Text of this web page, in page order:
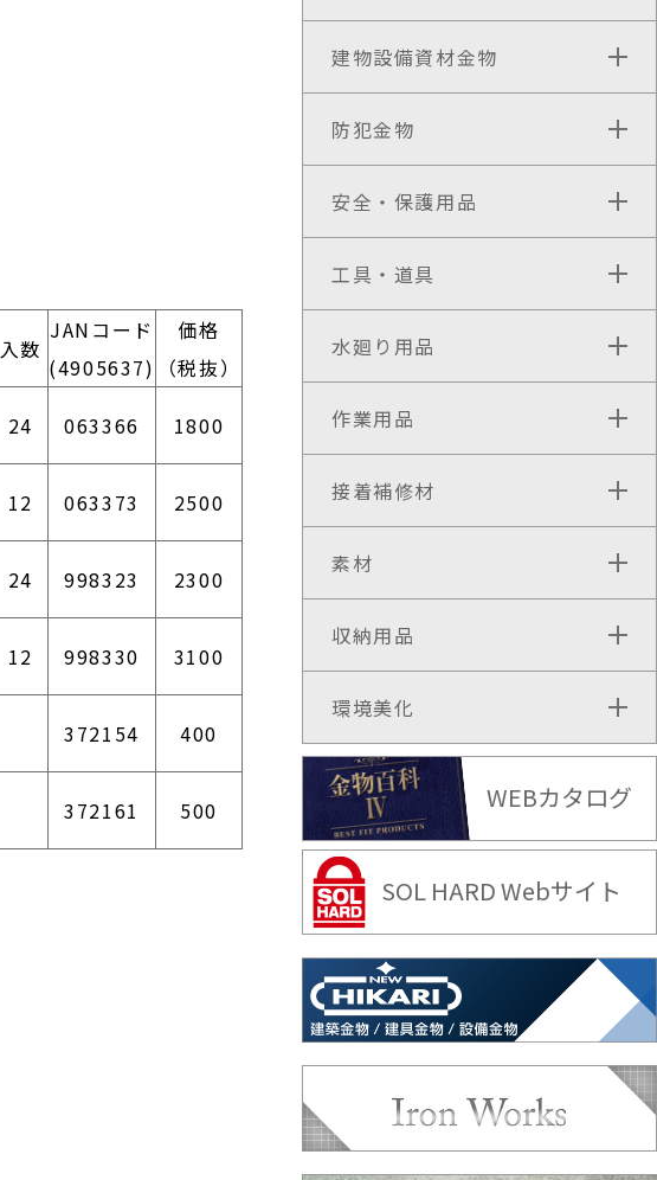
入数
JANコード
(4905637)
価格
（税抜）
24 063366 1800
12 063373 2500
24 998323 2300
12 998330 3100
372154 400
372161 500
建物設備資材金物
防犯金物
安全・保護用品
工具・道具
水廻り用品
作業用品
接着補修材
素材
収納用品
環境美化
WEBカタログ
SOL HARD Webサイト